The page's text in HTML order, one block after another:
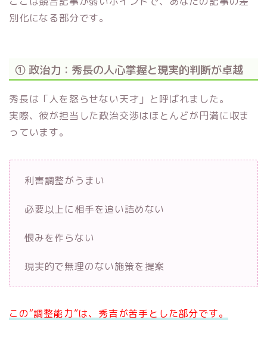
別化になる部分です。
① 政治力：秀長の人心掌握と現実的判断が卓越
秀長は「人を怒らせない天才」と呼ばれました。
実際、彼が担当した政治交渉はほとんどが円満に収ま
っています。
利害調整がうまい
必要以上に相手を追い詰めない
恨みを作らない
現実的で無理のない施策を提案
この“調整能力”は、秀吉が苦手とした部分です。